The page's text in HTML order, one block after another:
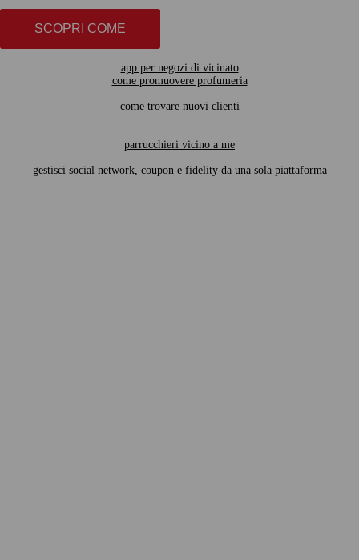
SCOPRI COME
app per negozi di vicinato
come promuovere profumeria
come trovare nuovi clienti
parrucchieri vicino a me
gestisci social network, coupon e fidelity da una sola piattaforma